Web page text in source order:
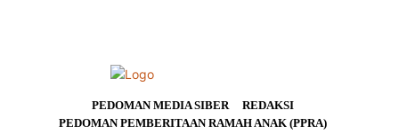
PEDOMAN MEDIA SIBER
REDAKSI
PEDOMAN PEMBERITAAN RAMAH ANAK (PPRA)